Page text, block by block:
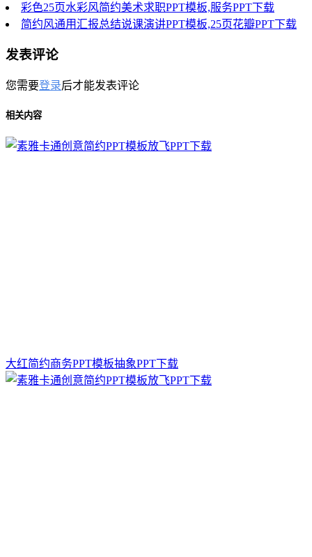
彩色25页水彩风简约美术求职PPT模板,服务PPT下载
简约风通用汇报总结说课演讲PPT模板,25页花瓣PPT下载
发表评论
您需要登录后才能发表评论
相关内容
大红简约商务PPT模板抽象PPT下载